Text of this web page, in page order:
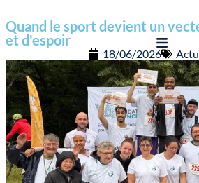
principal
Quand le sport devient un
et d'espoir
18/06/2026